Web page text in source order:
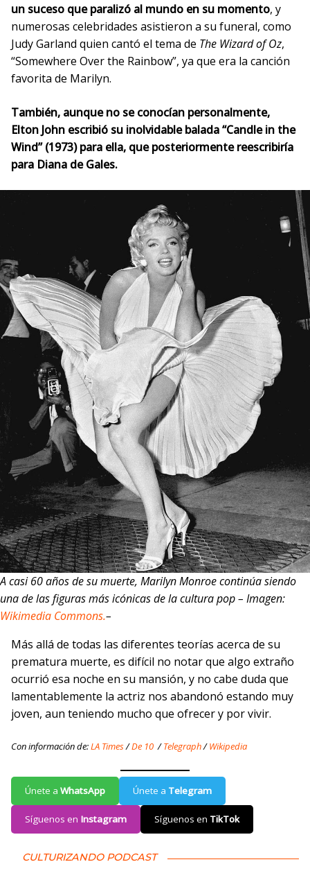
un suceso que paralizó al mundo en su momento, y
numerosas celebridades asistieron a su funeral, como
Judy Garland quien cantó el tema de The Wizard of Oz,
“Somewhere Over the Rainbow”, ya que era la canción
favorita de Marilyn.
También, aunque no se conocían personalmente,
Elton John escribió su inolvidable balada “Candle in the
Wind” (1973) para ella, que posteriormente reescribiría
para Diana de Gales.
A casi 60 años de su muerte, Marilyn Monroe continúa siendo
una de las figuras más icónicas de la cultura pop – Imagen:
Wikimedia Commons.–
Más allá de todas las diferentes teorías acerca de su
prematura muerte, es difícil no notar que algo extraño
ocurrió esa noche en su mansión, y no cabe duda que
lamentablemente la actriz nos abandonó estando muy
joven, aun teniendo mucho que ofrecer y por vivir.
Con información de:LA Times/De 10 /Telegraph/Wikipedia
Únete a WhatsApp Únete a Telegram
Síguenos en Instagram Síguenos en TikTok
CULTURIZANDO PODCAST